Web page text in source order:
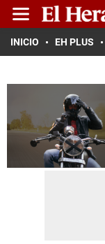
INICIO EH PLUS